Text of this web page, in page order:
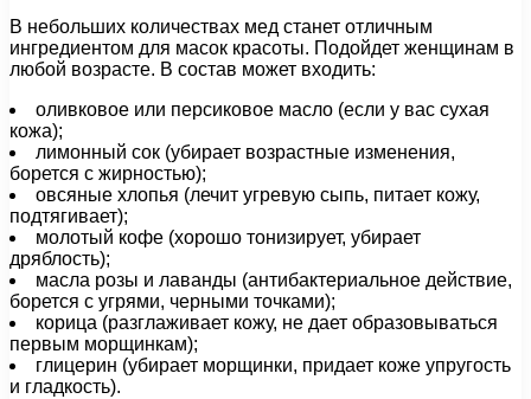
В небольших количествах мед станет отличным
ингредиентом для масок красоты. Подойдет женщинам в
любой возрасте. В состав может входить:
оливковое или персиковое масло (если у вас сухая
кожа);
лимонный сок (убирает возрастные изменения,
борется с жирностью);
овсяные хлопья (лечит угревую сыпь, питает кожу,
подтягивает);
молотый кофе (хорошо тонизирует, убирает
дряблость);
масла розы и лаванды (антибактериальное действие,
борется с угрями, черными точками);
корица (разглаживает кожу, не дает образовываться
первым морщинкам);
глицерин (убирает морщинки, придает коже упругость
и гладкость).